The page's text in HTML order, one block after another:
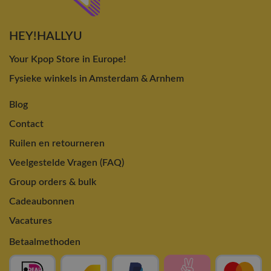
HEY!HALLYU
Your Kpop Store in Europe!
Fysieke winkels in Amsterdam & Arnhem
Blog
Contact
Ruilen en retourneren
Veelgestelde Vragen (FAQ)
Group orders & bulk
Cadeaubonnen
Vacatures
Betaalmethoden